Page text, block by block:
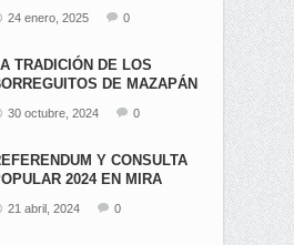
24 enero, 2025 0
TRADICIÓN DE LOS
DE MAZAPÁN
30 octubre, 2024 0
Y CONSULTA
2024 EN MIRA
21 abril, 2024 0